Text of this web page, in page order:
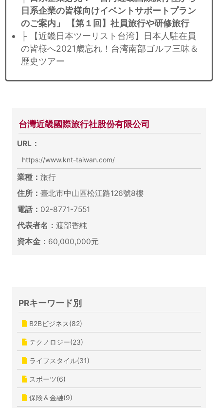
日系企業の皆様向けイベントサポートプラン
のご案内」 【第１回】社員旅行や研修旅行
├ 【近畿日本ツーリスト台湾】日本人駐在員
の皆様へ2021歳忘れ！台湾南部ゴルフ三昧＆
歴史ツアー
台灣近畿國際旅行社股份有限公司
URL：
https://www.knt-taiwan.com/
業種： 旅行
住所： 臺北市中山區松江路126號8樓
電話： 02-8771-7551
代表者名： 渡部香純
資本金： 60,000,000元
PRキーワード別
B2Bビジネス(82)
テクノロジー(23)
ライフスタイル(31)
スポーツ(6)
保険＆金融(9)